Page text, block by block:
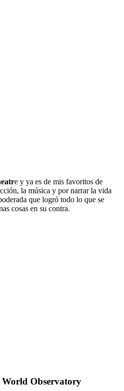
e y ya es de mis favoritos de
la música y por narrar la vida
que logró todo lo que se
cosas en su contra.
Observatory